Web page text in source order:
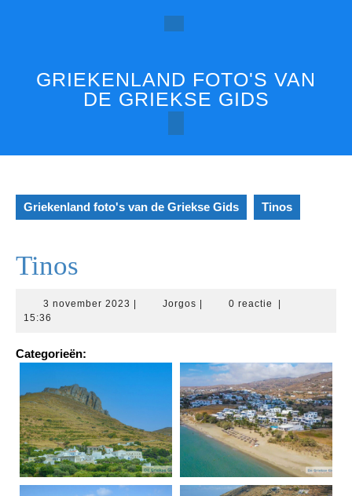
Open
knop
GRIEKENLAND FOTO'S VAN
DE GRIEKSE GIDS
Griekenland foto's van de Griekse Gids Tinos
Tinos
3 november 2023 3
JorgosJorgos0 reactie
15:36
Categorieën: